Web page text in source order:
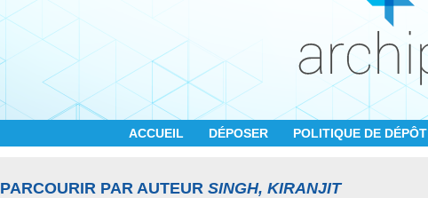
ACCUEIL DÉPOSER POLITIQUE DE DÉPÔT
PARCOURIR PAR AUTEUR SINGH, KIRANJIT